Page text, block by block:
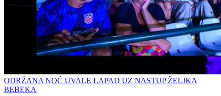
ODRŽANA NOĆ UVALE LAPAD UZ NASTUP ŽELJKA
BEBEKA